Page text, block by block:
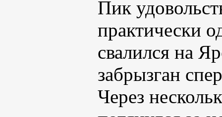
Пик
практически
свалился на
забрызган
Через